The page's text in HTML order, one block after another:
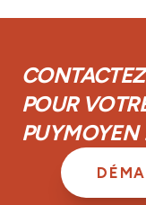
POUR
PUYMOYEN